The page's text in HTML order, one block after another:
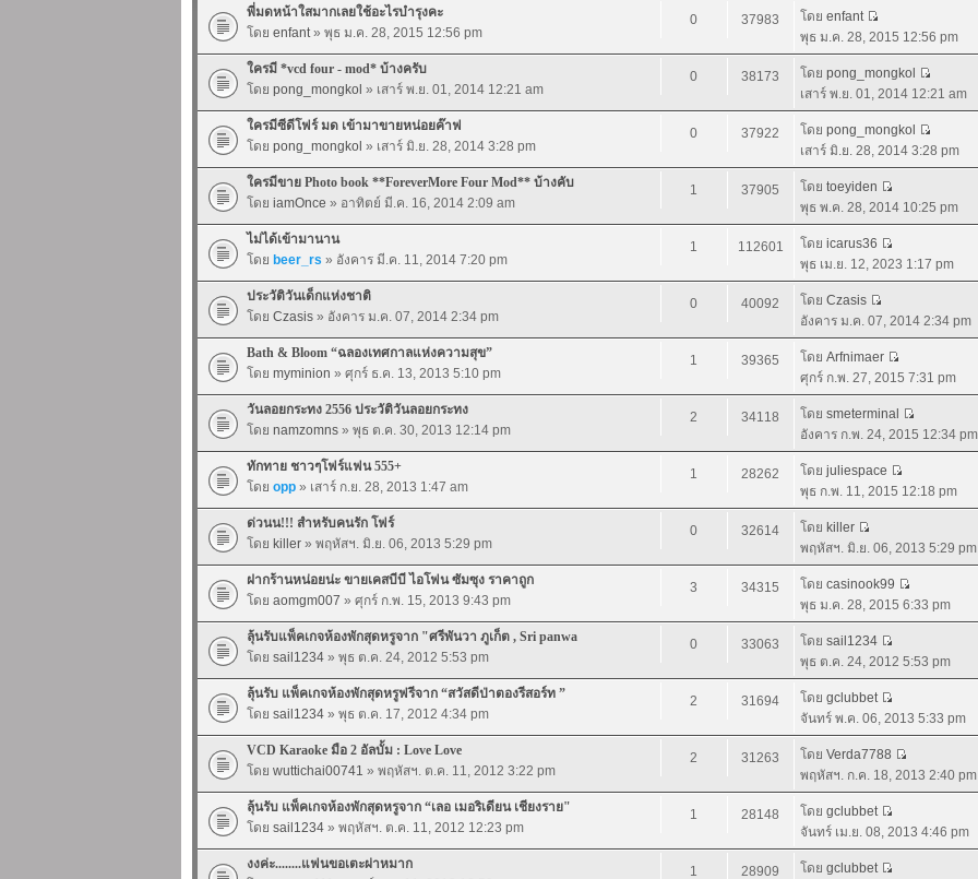
พี่มดหน้าใสมากเลยใช้อะไรบำรุงคะ
โดย enfant» พุธ ม.ค. 28, 2015 12:56 pm
0 37983 โดย enfant
พุธ ม.ค. 28, 2015 12:56 pm
ใครมี *vcd four - mod* บ้างครับ
โดย pong_mongkol » เสาร์ พ.ย. 01, 2014 12:21 am
0 38173 โดย pong_mongkol
เสาร์ พ.ย. 01, 2014 12:21 am
ใครมีซีดีโฟร์ มด เข้ามาขายหน่อยค๊าฟ
โดย pong_mongkol » เสาร์ มิ.ย. 28, 2014 3:28 pm
0 37922 โดย pong_mongkol
เสาร์ มิ.ย. 28, 2014 3:28 pm
ใครมีขาย Photo book **ForeverMore Four Mod** บ้างคับ
โดย iamOnce » อาทิตย์ มี.ค. 16, 2014 2:09 am
1 37905 โดย toeyiden
พุธ พ.ค. 28, 2014 10:25 pm
ไม่ได้เข้ามานาน
โดย beer_rs » อังคาร มี.ค. 11, 2014 7:20 pm
1 112601 โดย icarus36
พุธ เม.ย. 12, 2023 1:17 pm
ประวัติวันเด็กแห่งชาติ
โดย Czasis » อังคาร ม.ค. 07, 2014 2:34 pm
0 40092 โดย Czasis
อังคาร ม.ค. 07, 2014 2:34 pm
Bath & Bloom “ฉลองเทศกาลแห่งความสุข”
โดย myminion » ศุกร์ ธ.ค. 13, 2013 5:10 pm
1 39365 โดย Arfnimaer
ศุกร์ ก.พ. 27, 2015 7:31 pm
วันลอยกระทง 2556 ประวัติวันลอยกระทง
โดย namzomns » พุธ ต.ค. 30, 2013 12:14 pm
2 34118 โดย smeterminal
อังคาร ก.พ. 24, 2015 12:34 pm
ทักทาย ชาวๆโฟร์แฟน 555+
โดย opp » เสาร์ ก.ย. 28, 2013 1:47 am
1 28262 โดย juliespace
พุธ ก.พ. 11, 2015 12:18 pm
ด่วนน!!! สำหรับคนรัก โฟร์
โดย killer » พฤหัสฯ. มิ.ย. 06, 2013 5:29 pm
0 32614 โดย killer
พฤหัสฯ. มิ.ย. 06, 2013 5:29 pm
ฝากร้านหน่อยน่ะ ขายเคสบีบี ไอโฟน ซัมซุง ราคาถูก
โดย aomgm007 » ศุกร์ ก.พ. 15, 2013 9:43 pm
3 34315 โดย casinook99
พุธ ม.ค. 28, 2015 6:33 pm
ลุ้นรับแพ็คเกจห้องพักสุดหรูจาก "ศรีพันวา ภูเก็ต , Sri panwa
โดย sail1234 » พุธ ต.ค. 24, 2012 5:53 pm
0 33063 โดย sail1234
พุธ ต.ค. 24, 2012 5:53 pm
ลุ้นรับ แพ็คเกจห้องพักสุดหรูฟรีจาก “สวัสดีป่าตองรีสอร์ท ”
โดย sail1234 » พุธ ต.ค. 17, 2012 4:34 pm
2 31694 โดย gclubbet
จันทร์ พ.ค. 06, 2013 5:33 pm
VCD Karaoke มือ 2 อัลบั้ม : Love Love
โดย wuttichai00741 » พฤหัสฯ. ต.ค. 11, 2012 3:22 pm
2 31263 โดย Verda7788
พฤหัสฯ. ก.ค. 18, 2013 2:40 pm
ลุ้นรับ แพ็คเกจห้องพักสุดหรูจาก “เลอ เมอริเดียน เชียงราย"
โดย sail1234 » พฤหัสฯ. ต.ค. 11, 2012 12:23 pm
1 28148 โดย gclubbet
จันทร์ เม.ย. 08, 2013 4:46 pm
งงค่ะ........แฟนขอเตะผ่าหมาก
1 28909 โดย gclubbet